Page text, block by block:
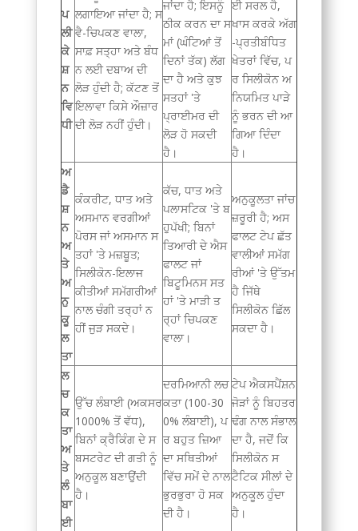
ਪ
ਲੀ
ਕੇ
ਸ਼
ਨ
ਵਿ
ਧੀ
ਲਗਾਇਆ ਜਾਂਦਾ ਹੈ; ਸ
ਵੈ-ਚਿਪਕਣ ਵਾਲਾ,
ਸਾਫ਼ ਸਤ੍ਹਾ ਅਤੇ ਬੰਧ
ਨ ਲਈ ਦਬਾਅ ਦੀ
ਲੋੜ ਹੁੰਦੀ ਹੈ; ਕੱਟਣ ਤੋਂ
ਇਲਾਵਾ ਕਿਸੇ ਔਜ਼ਾਰ
ਦੀ ਲੋੜ ਨਹੀਂ ਹੁੰਦੀ।
ਜਾਂਦਾ ਹੈ; ਇਸਨੂੰ
ਠੀਕ ਕਰਨ ਦਾ ਸ
ਮਾਂ (ਘੰਟਿਆਂ ਤੋਂ
ਦਿਨਾਂ ਤੱਕ) ਲੱਗ
ਦਾ ਹੈ ਅਤੇ ਕੁਝ
ਸਤਹਾਂ 'ਤੇ
ਪ੍ਰਾਈਮਰ ਦੀ
ਲੋੜ ਹੋ ਸਕਦੀ
ਹੈ।
ਈ ਸਰਲ ਹੈ,
ਖਾਸ ਕਰਕੇ ਅੱਗ
-ਪ੍ਰਤੀਬੰਧਿਤ
ਖੇਤਰਾਂ ਵਿੱਚ, ਪ
ਰ ਸਿਲੀਕੋਨ ਅ
ਨਿਯਮਿਤ ਪਾੜੇ
ਨੂੰ ਭਰਨ ਦੀ ਆ
ਗਿਆ ਦਿੰਦਾ
ਹੈ।
ਅ
ਡੈ
ਸ਼
ਨ
ਅ
ਤੇ
ਅ
ਨੁ
ਕੂ
ਲ
ਤਾ
ਕੰਕਰੀਟ, ਧਾਤ ਅਤੇ
ਅਸਮਾਨ ਵਰਗੀਆਂ
ਪੋਰਸ ਜਾਂ ਅਸਮਾਨ ਸ
ਤਹਾਂ 'ਤੇ ਮਜ਼ਬੂਤ;
ਸਿਲੀਕੋਨ-ਇਲਾਜ
ਕੀਤੀਆਂ ਸਮੱਗਰੀਆਂ
ਨਾਲ ਚੰਗੀ ਤਰ੍ਹਾਂ ਨ
ਹੀਂ ਜੁੜ ਸਕਦੇ।
ਕੱਚ, ਧਾਤ ਅਤੇ
ਪਲਾਸਟਿਕ 'ਤੇ ਬ
ਹੁਪੱਖੀ; ਬਿਨਾਂ
ਤਿਆਰੀ ਦੇ ਐਸ
ਫਾਲਟ ਜਾਂ
ਬਿਟੂਮਿਨਸ ਸਤ
ਹਾਂ 'ਤੇ ਮਾੜੀ ਤ
ਰ੍ਹਾਂ ਚਿਪਕਣ
ਵਾਲਾ।
ਅਨੁਕੂਲਤਾ ਜਾਂਚ
ਜ਼ਰੂਰੀ ਹੈ; ਅਸ
ਫਾਲਟ ਟੇਪ ਛੱਤ
ਵਾਲੀਆਂ ਸਮੱਗ
ਰੀਆਂ 'ਤੇ ਉੱਤਮ
ਹੈ ਜਿੱਥੇ
ਸਿਲੀਕੋਨ ਛਿੱਲ
ਸਕਦਾ ਹੈ।
ਲ
ਚ
ਕ
ਤਾ
ਅ
ਤੇ
ਲੰ
ਬਾ
ਈ
ਉੱਚ ਲੰਬਾਈ (ਅਕਸਰ
1000% ਤੋਂ ਵੱਧ),
ਬਿਨਾਂ ਕ੍ਰੈਕਿੰਗ ਦੇ ਸ
ਬਸਟਰੇਟ ਦੀ ਗਤੀ ਨੂੰ
ਅਨੁਕੂਲ ਬਣਾਉਂਦੀ
ਹੈ।
ਦਰਮਿਆਨੀ ਲਚ
ਕਤਾ (100-30
0% ਲੰਬਾਈ), ਪ
ਰ ਬਹੁਤ ਜ਼ਿਆ
ਦਾ ਸਥਿਤੀਆਂ
ਵਿੱਚ ਸਮੇਂ ਦੇ ਨਾਲ
ਭੁਰਭੁਰਾ ਹੋ ਸਕ
ਦੀ ਹੈ।
ਟੇਪ ਐਕਸਪੈਂਸ਼ਨ
ਜੋੜਾਂ ਨੂੰ ਬਿਹਤਰ
ਢੰਗ ਨਾਲ ਸੰਭਾਲ
ਦਾ ਹੈ, ਜਦੋਂ ਕਿ
ਸਿਲੀਕੋਨ ਸ
ਟੈਟਿਕ ਸੀਲਾਂ ਦੇ
ਅਨੁਕੂਲ ਹੁੰਦਾ
ਹੈ।